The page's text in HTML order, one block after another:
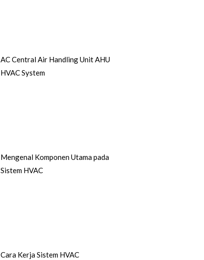
AC Central Air Handling Unit AHU
HVAC System
Mengenal Komponen Utama pada
Sistem HVAC
Cara Kerja Sistem HVAC